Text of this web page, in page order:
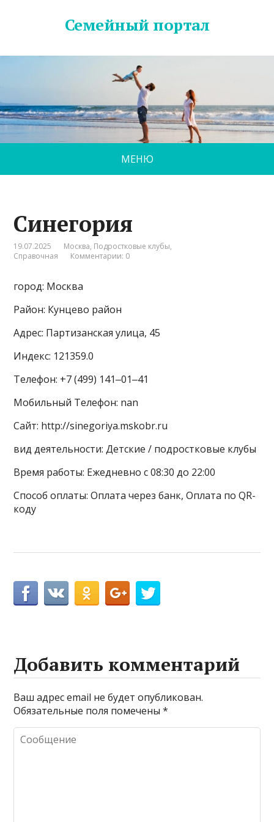
Семейный портал
МЕНЮ
Синегория
19.07.2025 Москва, Подростковые клубы,
Справочная
Комментарии: 0
город: Москва
Район: Кунцево район
Адрес: Партизанская улица, 45
Индекс: 121359.0
Телефон: +7 (499) 141‒01‒41
Мобильный Телефон: nan
Сайт: http://sinegoriya.mskobr.ru
вид деятельности: Детские / подростковые клубы
Время работы: Ежедневно с 08:30 до 22:00
Способ оплаты: Оплата через банк, Оплата по QR-
коду
Добавить комментарий
Ваш адрес email не будет опубликован.
Обязательные поля помечены*